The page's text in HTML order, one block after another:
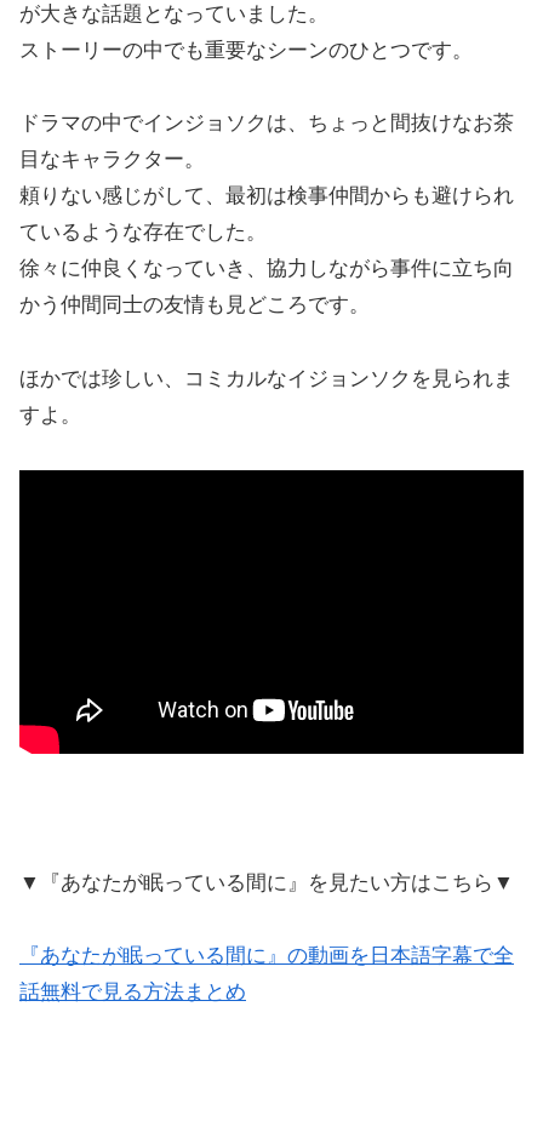
が大きな話題となっていました。
ストーリーの中でも重要なシーンのひとつです。
ドラマの中でインジョソクは、ちょっと間抜けなお茶
目なキャラクター。
頼りない感じがして、最初は検事仲間からも避けられ
ているような存在でした。
徐々に仲良くなっていき、協力しながら事件に立ち向
かう仲間同士の友情も見どころです。
ほかでは珍しい、コミカルなイジョンソクを見られま
すよ。
▼『あなたが眠っている間に』を見たい方はこちら▼
『あなたが眠っている間に』の動画を日本語字幕で全
話無料で見る方法まとめ